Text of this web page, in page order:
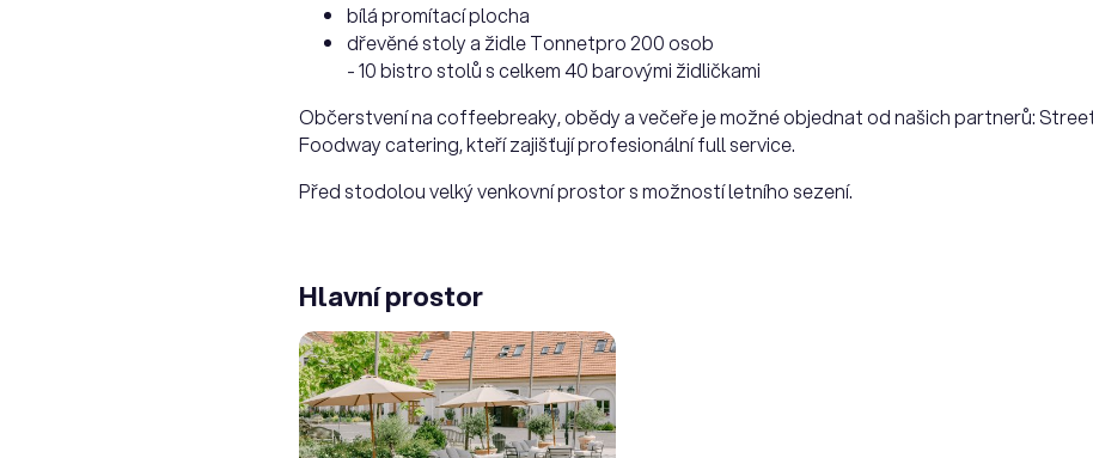
bílá promítací plocha
dřevěné stoly a židle Tonnetpro 200 osob
- 10 bistro stolů s celkem 40 barovými židličkami
Občerstvení na coffeebreaky, obědy a večeře je možné objednat od našich partnerů:
Foodway catering, kteří zajišťují profesionální full service.
Před stodolou velký venkovní prostor s možností letního sezení.
Hlavní prostor